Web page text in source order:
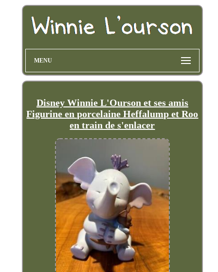
MENU
Disney Winnie L'Ourson et ses amis
Figurine en porcelaine Heffalump et Roo
en train de s'enlacer